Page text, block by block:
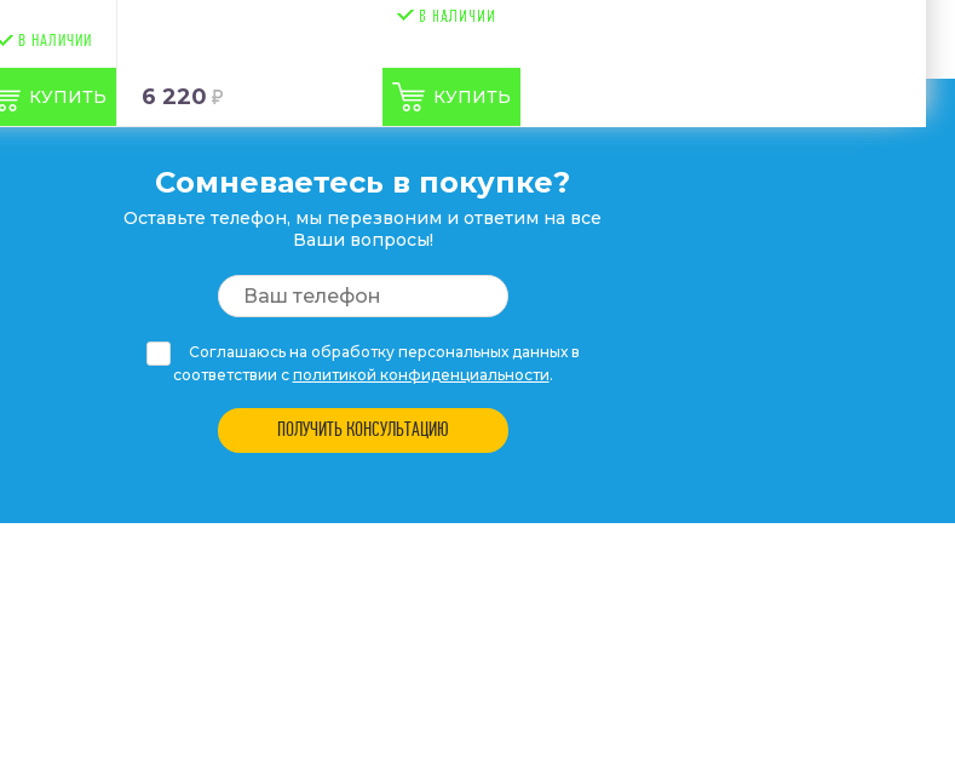
В НАЛИЧИИ
КУПИТЬ 6 220 КУПИТЬ
Сомневаетесь в покупке?
Оставьте телефон, мы перезвоним и ответим на все
Ваши вопросы!
Соглашаюсь на обработку персональных данных в
соответствии с политикой конфиденциальности.
ПОЛУЧИТЬ КОНСУЛЬТАЦИЮ